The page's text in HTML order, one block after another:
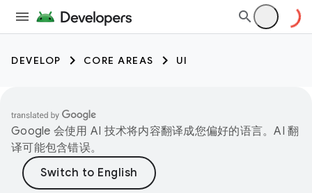
DEVELOP CORE AREAS UI
Google 会使用 AI 技术将内容翻译成您偏好的语言。AI 翻
译可能包含错误。